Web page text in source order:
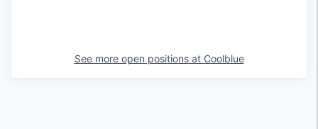
See more open positions at Coolblue